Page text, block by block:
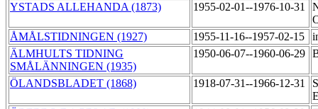
YSTADS ALLEHANDA (1873)
1955-02-01--1976-10-31
ÅMÅLSTIDNINGEN (1927)
1955-11-16--1957-02-15
ÄLMHULTS TIDNING
SMÅLÄNNINGEN (1935)
1950-06-07--1960-06-29
ÖLANDSBLADET (1868) 1918-07-31--1966-12-31